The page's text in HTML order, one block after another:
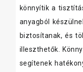
könnyítik a
anyagból
biztosítanak, és
illeszthetők.
segítenek